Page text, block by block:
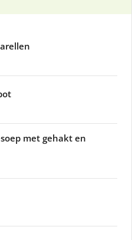
met gehakt en